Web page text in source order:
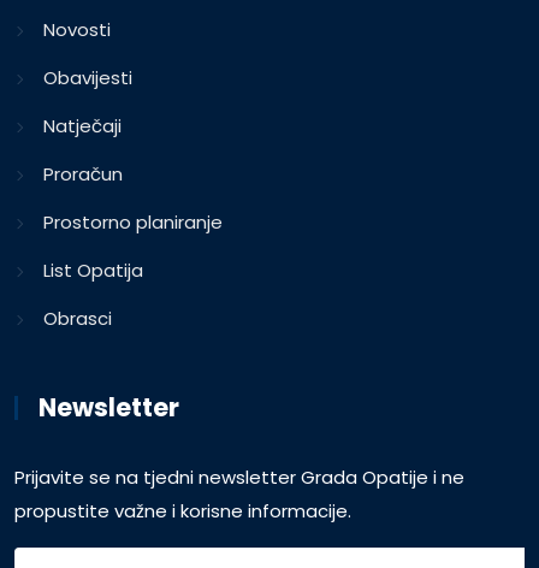
Novosti
Obavijesti
Natječaji
Proračun
Prostorno planiranje
List Opatija
Obrasci
Newsletter
Prijavite se na tjedni newsletter Grada Opatije i ne
propustite važne i korisne informacije.